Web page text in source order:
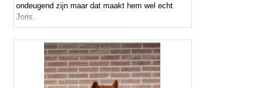
ondeugend zijn maar dat maakt hem wel echt
Joris.